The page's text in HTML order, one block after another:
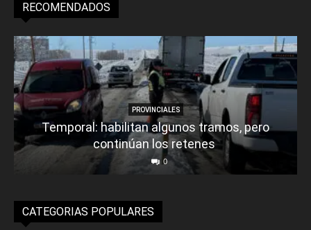
RECOMENDADOS
PROVINCIALES
Temporal: habilitan algunos tramos, pero
continúan los retenes
0
CATEGORIAS POPULARES